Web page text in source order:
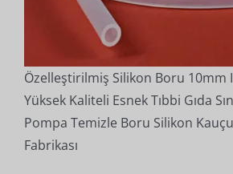
Özelleştirilmiş Silikon Boru 10mm
Yüksek Kaliteli Esnek Tıbbi Gıda
Pompa Temizle Boru Silikon
Fabrikası